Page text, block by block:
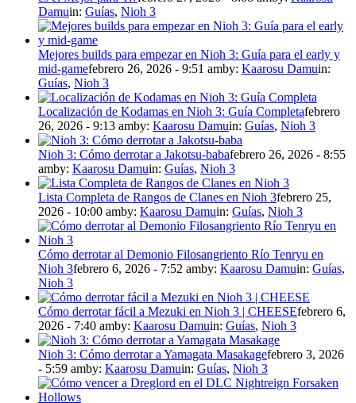
Damuin: Guías, Nioh 3
Mejores builds para empezar en Nioh 3: Guía para el early y
mid-gamefebrero 26, 2026 - 9:51 amby: Kaarosu Damuin:
Guías, Nioh 3
Localización de Kodamas en Nioh 3: Guía Completafebrero
26, 2026 - 9:13 amby: Kaarosu Damuin: Guías, Nioh 3
Nioh 3: Cómo derrotar a Jakotsu-babafebrero 26, 2026 - 8:55
amby: Kaarosu Damuin: Guías, Nioh 3
Lista Completa de Rangos de Clanes en Nioh 3febrero 25,
2026 - 10:00 amby: Kaarosu Damuin: Guías, Nioh 3
Cómo derrotar al Demonio Filosangriento Río Tenryu en
Nioh 3febrero 6, 2026 - 7:52 amby: Kaarosu Damuin: Guías,
Nioh 3
Cómo derrotar fácil a Mezuki en Nioh 3 | CHEESEfebrero 6,
2026 - 7:40 amby: Kaarosu Damuin: Guías, Nioh 3
Nioh 3: Cómo derrotar a Yamagata Masakagefebrero 3, 2026
- 5:59 amby: Kaarosu Damuin: Guías, Nioh 3